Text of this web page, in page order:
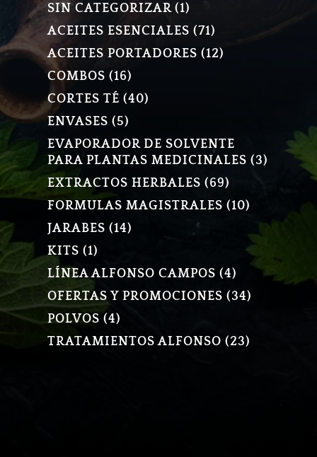
SIN CATEGORIZAR 11
PRODUCTO
ACEITES ESENCIALES 7171
PRODUCTOS
ACEITES PORTADORES 1212
COMBOS 1616
PRODUCTOS
CORTES TÉ 4040
ENVASES 55
PRODUCTOS
EVAPORADOR DE SOLVENTE
PARA PLANTAS MEDICINALES
33
EXTRACTOS HERBALES 6969
PRODUCTOS
FORMULAS MAGISTRALES 1010
JARABES 1414
KITS 11
PRODUCTO
LÍNEA ALFONSO CAMPOS 44
PRODUCTOS
OFERTAS Y PROMOCIONES 3434
POLVOS 44
PRODUCTOS
TRATAMIENTOS ALFONSO 2323